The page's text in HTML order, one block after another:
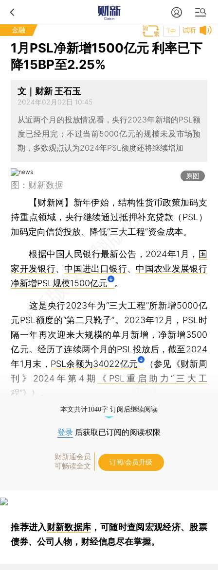
金融 试听
T中
1月PSL净新增1500亿元 利率已下
降15BP至2.25%
文｜财新 王石玉
2024年02月02日 10:45
从近两个月的投放情况看，央行2023年新增的PSL额
度已经用完；不过当前5000亿元的规模未及市场预
期，多数观点认为2024年PSL额度还将继续增加
原图
图：财新数据
【财新网】 新年伊始，结构性货币政策加码支
持重点领域，央行继续通过抵押补充贷款（PSL）
加码定向信贷投放、降低“三大工程”资金成本。
根据中国人民银行最新公告，2024年1月， 国
家开发银行、 中国进出口银行、 中国农业发展银行
净新增PSL规模1500亿元
。
这是央行2023年为“三大工程”所新增5000亿
元PSL额度的“第二只靴子”。2023年12月，PSL时
隔一年再次迎来大规模的单月新增，净新增3500
亿元。经历了连续两个月的PSL投放后，截至2024
年1月末， PSL余额为34022亿元
（参见《财新周
刊》2024年第4期
《PSL重启助力“三大工
程”》
）。
本文共计1040字 订阅后继续阅读
登录 后获取已订阅的阅读权限
财新通会员
可畅读全文
订阅/会员升级
推荐进入财新数据库 ，可随时查阅宏观经济、股票
债券、公司人物，财经信息尽在掌握。